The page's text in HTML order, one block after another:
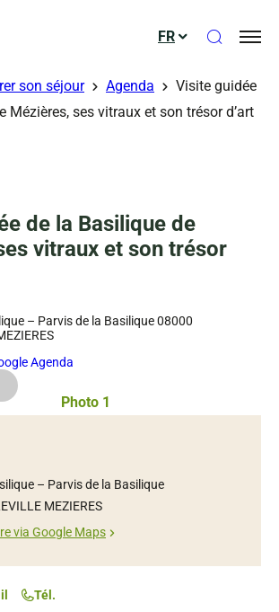
FR Ouvrir
son séjour Agenda
Visite guidée
Mézières, ses vitraux et son trésor d’art
de la Basilique de
vitraux et son trésor
– Parvis de la Basilique 08000
Agenda
Photo 1, © Droits gérés – P.Mangen
– VAH Charleville-Mézières
– D.Truillard
– D.Truillard
– P.Mangen
– D.Truillard
– VAH Charleville-Mézières
– P.Mangen
– P.Mangen
– P.Mangen
– Parvis de la Basilique
MEZIERES
via Google Maps
Tél.